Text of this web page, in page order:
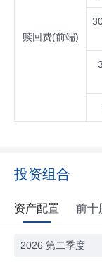
赎回费(前端)
投资组合
资产配置 前十
2026 第二季度